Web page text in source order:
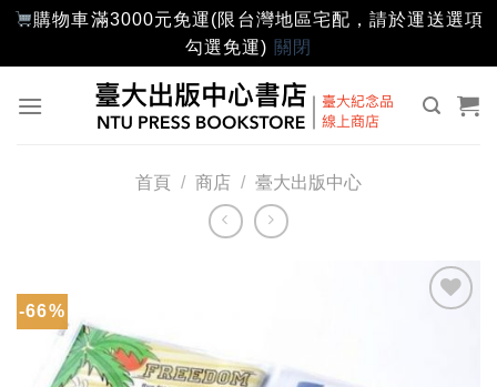
購物車滿3000元免運(限台灣地區宅配，請於運送選項
勾選免運) 關閉
首頁 / 商店 / 臺大出版中心
-66%